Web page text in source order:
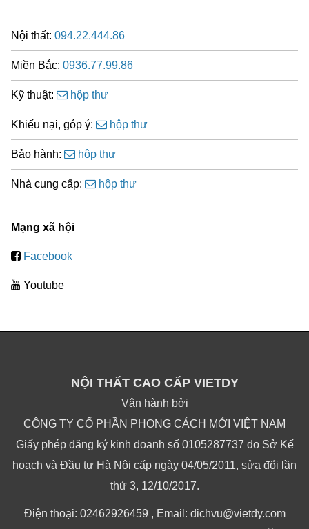
Nội thất: 094.22.444.86
Miền Bắc: 0936.77.99.86
Kỹ thuật: hộp thư
Khiếu nại, góp ý: hộp thư
Bảo hành: hộp thư
Nhà cung cấp: hộp thư
Mạng xã hội
Facebook
Youtube
NỘI THẤT CAO CẤP VIETDY
Vận hành bởi
CÔNG TY CỔ PHẦN PHONG CÁCH MỚI VIỆT NAM
Giấy phép đăng ký kinh doanh số 0105287737 do Sở Kế
hoạch và Đầu tư Hà Nội cấp ngày 04/05/2011, sửa đổi lần
thứ 3, 12/10/2017.
Điện thoại: 02462926459 , Email: dichvu@vietdy.com